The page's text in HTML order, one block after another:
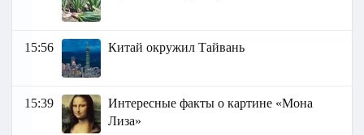
15:56 Китай окружил Тайвань
15:39
Интересные факты о картине «Мона
Лиза»